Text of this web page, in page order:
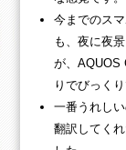
今までのス
も、夜に夜
が、AQUOS
りでびっくり
一番うれし
翻訳してく